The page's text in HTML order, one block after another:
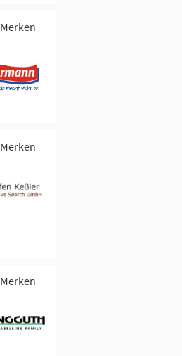
Merken
Merken
Merken